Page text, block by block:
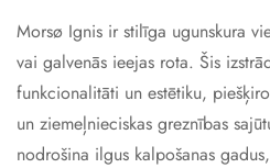
Morsø Ignis ir stilīga ugunskura
vai galvenās ieejas rota. Šis
funkcionalitāti un estētiku,
un ziemeļnieciskas greznības
nodrošina ilgus kalpošanas